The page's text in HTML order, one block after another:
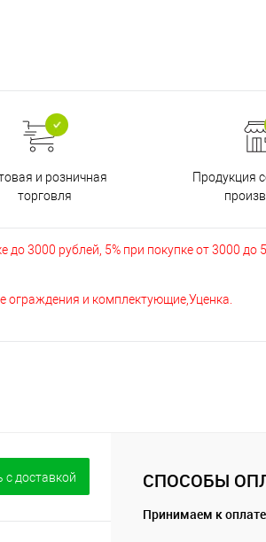
и розничная
торговля
Продукция
до 3000 рублей, 5% при покупке от 3000 до
ограждения и комплектующие,Уценка.
c доставкой СПОСОБЫ
Принимаем к оплате